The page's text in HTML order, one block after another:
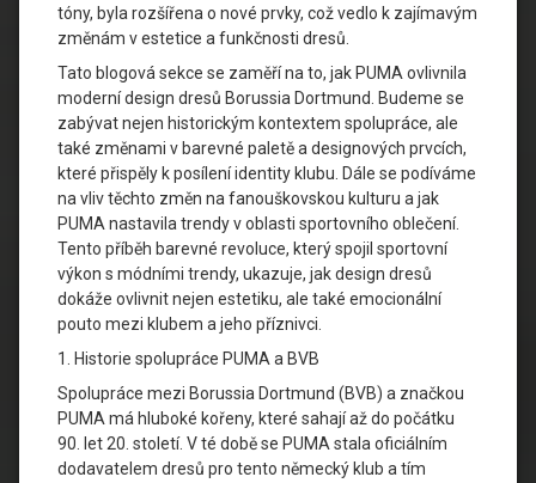
tóny, byla rozšířena o nové prvky, což vedlo k zajímavým
změnám v estetice a funkčnosti dresů.
Tato blogová sekce se zaměří na to, jak PUMA ovlivnila
moderní design dresů Borussia Dortmund. Budeme se
zabývat nejen historickým kontextem spolupráce, ale
také změnami v barevné paletě a designových prvcích,
které přispěly k posílení identity klubu. Dále se podíváme
na vliv těchto změn na fanouškovskou kulturu a jak
PUMA nastavila trendy v oblasti sportovního oblečení.
Tento příběh barevné revoluce, který spojil sportovní
výkon s módními trendy, ukazuje, jak design dresů
dokáže ovlivnit nejen estetiku, ale také emocionální
pouto mezi klubem a jeho příznivci.
1. Historie spolupráce PUMA a BVB
Spolupráce mezi Borussia Dortmund (BVB) a značkou
PUMA má hluboké kořeny, které sahají až do počátku
90. let 20. století. V té době se PUMA stala oficiálním
dodavatelem dresů pro tento německý klub a tím